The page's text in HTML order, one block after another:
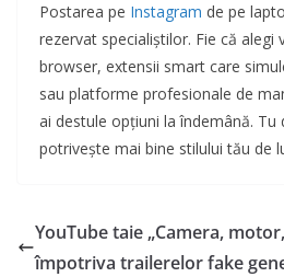
Postarea pe Instagram de pe
rezervat specialiștilor. Fie că alegi
browser, extensii smart care
sau platforme profesionale de
ai destule opțiuni la îndemână. Tu
potrivește mai bine stilului tău de
YouTube taie „Camera,
împotriva trailerelor fake